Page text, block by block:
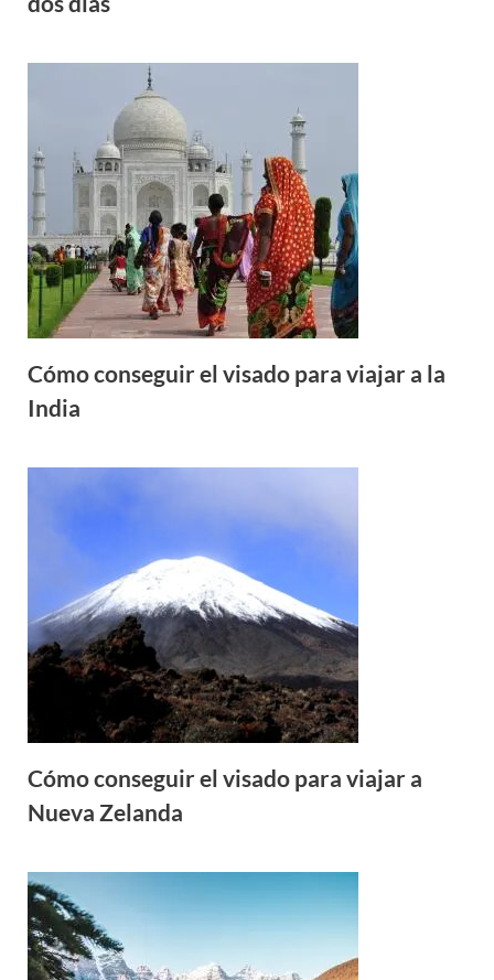
Cómo conseguir el visado para viajar a la
India
Cómo conseguir el visado para viajar a
Nueva Zelanda